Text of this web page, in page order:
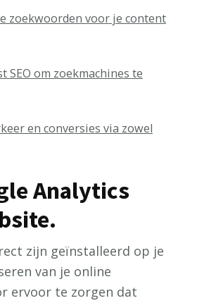
zoekwoorden voor je content
om zoekmachines te
en conversies via zowel
Analytics
zijn geïnstalleerd op je
van je online
ervoor te zorgen dat